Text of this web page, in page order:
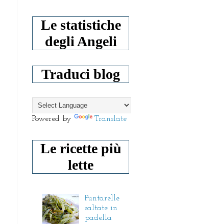
Le statistiche
degli Angeli
Traduci blog
Powered by Translate
Le ricette più
lette
Puntarelle
saltate in
padella